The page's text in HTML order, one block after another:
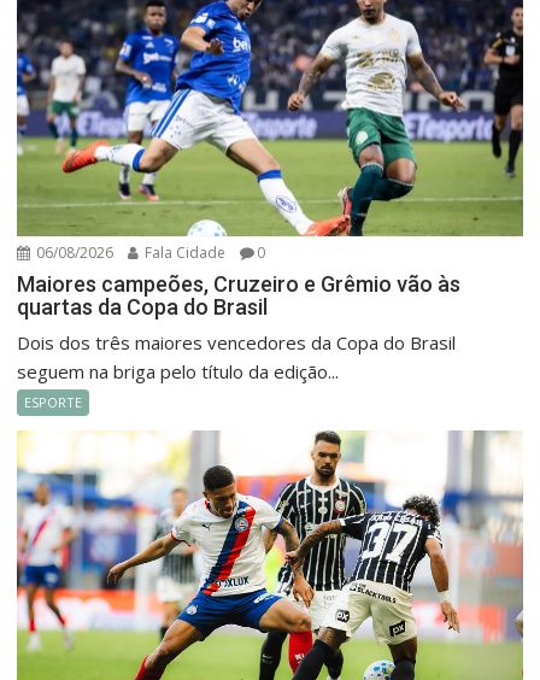
06/08/2026 Fala Cidade 0
Maiores campeões, Cruzeiro e Grêmio vão às
quartas da Copa do Brasil
Dois dos três maiores vencedores da Copa do Brasil
seguem na briga pelo título da edição...
ESPORTE